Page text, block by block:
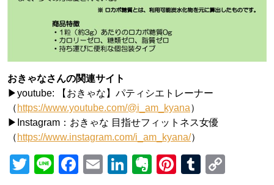
おきゃなさんの関連サイト
▶︎youtube: 【おきゃな】パティシエトレーナー
（ https://www.youtube.com/@i_am_kyana）
▶︎Instagram：おきゃな 目指せフィットネス女優
（ https://www.instagram.com/i_am_kyana/）
Twitter
LineFacebook
EmailLinkedIn
Evernote
Pinterest
Tumblr